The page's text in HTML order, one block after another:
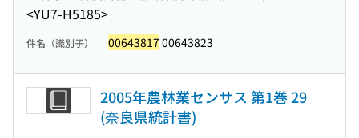
<YU7-H5185>
件名（識別子） 00643817 00643823
2005年農林業センサス 第1巻 29
(奈良県統計書)